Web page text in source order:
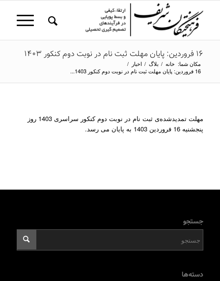
16 فروردین: پایان مهلت ثبت نام در نوبت دوم کنکور 1403
مکان شما: خانه / بلاگ / اخبار /
16 فروردین: پایان مهلت ثبت نام در نوبت دوم کنکور 1403...
مهلت تمدیدشده‌ی ثبت نام در نوبت دوم کنکور سراسری 1403 روز
پنجشنیه 16 فروردین 1403 به پایان می رسد.
جستجو
دسته‌ها